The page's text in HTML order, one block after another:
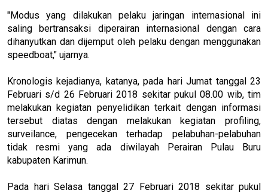
"Modus yang dilakukan pelaku jaringan internasional ini
saling bertransaksi diperairan internasional dengan cara
dihanyutkan dan dijemput oleh pelaku dengan menggunakan
speedboat," ujarnya.
Kronologis kejadianya, katanya, pada hari Jumat tanggal 23
Februari s/d 26 Februari 2018 sekitar pukul 08.00 wib, tim
melakukan kegiatan penyelidikan terkait dengan informasi
tersebut diatas dengan melakukan kegiatan profiling,
surveilance, pengecekan terhadap pelabuhan-pelabuhan
tidak resmi yang ada diwilayah Perairan Pulau Buru
kabupaten Karimun.
Pada hari Selasa tanggal 27 Februari 2018 sekitar pukul